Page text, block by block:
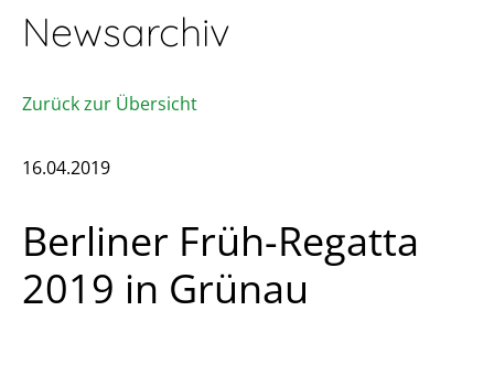
Newsarchiv
Zurück zur Übersicht
16.04.2019
Berliner Früh-Regatta
2019 in Grünau